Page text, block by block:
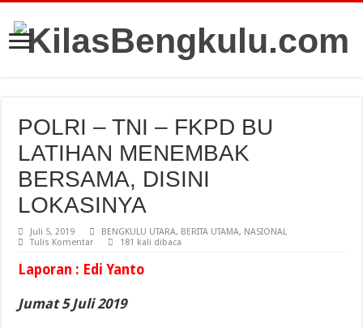
POLRI – TNI – FKPD BU
LATIHAN MENEMBAK
BERSAMA, DISINI
LOKASINYA
Juli 5, 2019 BENGKULU UTARA, BERITA UTAMA, NASIONAL
Tulis Komentar
181 kali dibaca
Laporan : Edi Yanto
Jumat 5 Juli 2019